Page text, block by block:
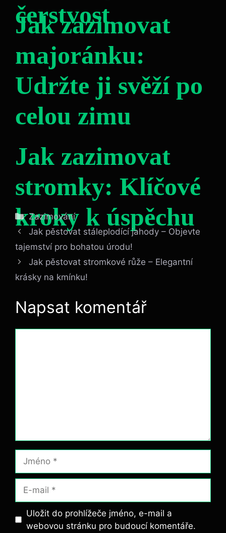
čerstvost
Jak zazimovat
majoránku:
Udržte ji svěží po
celou zimu
Jak zazimovat
stromky: Klíčové
kroky k úspěchu
Rubriky
Zazimování
Jak pěstovat stáleplodící jahody – Objevte
tajemství pro bohatou úrodu!
Jak pěstovat stromkové růže – Elegantní
krásky na kmínku!
Napsat komentář
Jméno
mail
Uložit do prohlížeče jméno, e-mail a
webovou stránku pro budoucí komentáře.